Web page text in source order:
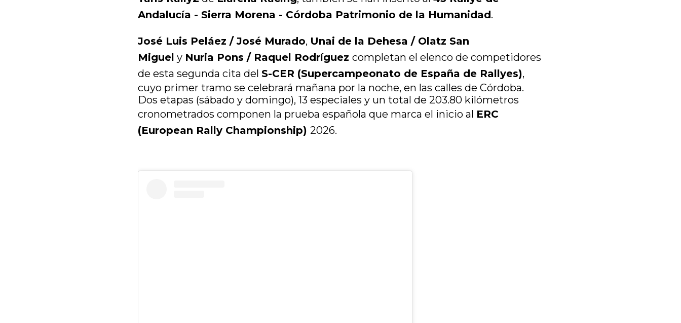
Andalucía - Sierra Morena - Córdoba Patrimonio de la Humanidad.
José Luis Peláez / José Murado, Unai de la Dehesa / Olatz San
Miguel y Nuria Pons / Raquel Rodríguez completan el elenco de competidores
de esta segunda cita del S-CER (Supercampeonato de España de Rallyes),
cuyo primer tramo se celebrará mañana por la noche, en las calles de Córdoba.
Dos etapas (sábado y domingo), 13 especiales y un total de 203.80 kilómetros
cronometrados componen la prueba española que marca el inicio al ERC
(European Rally Championship) 2026.